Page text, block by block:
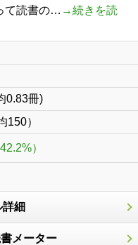
て読書の… →続きを読
0.83冊)
150）
）
細
メーター